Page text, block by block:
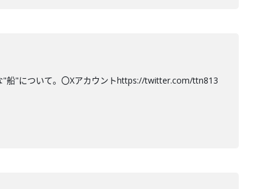
"船"について。〇Xアカウントhttps://twitter.com/ttn813